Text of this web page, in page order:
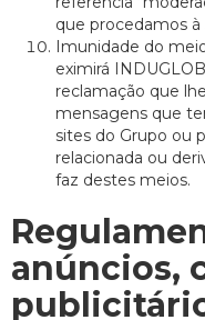
que procedamos
Imunidade do
eximirá
reclamação que
mensagens que
sites do Grupo ou
relacionada ou
faz destes meios.
anúncios,